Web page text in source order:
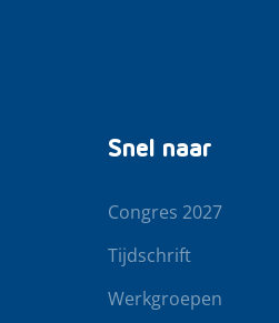
Snel naar
Congres 2027
Tijdschrift
Werkgroepen